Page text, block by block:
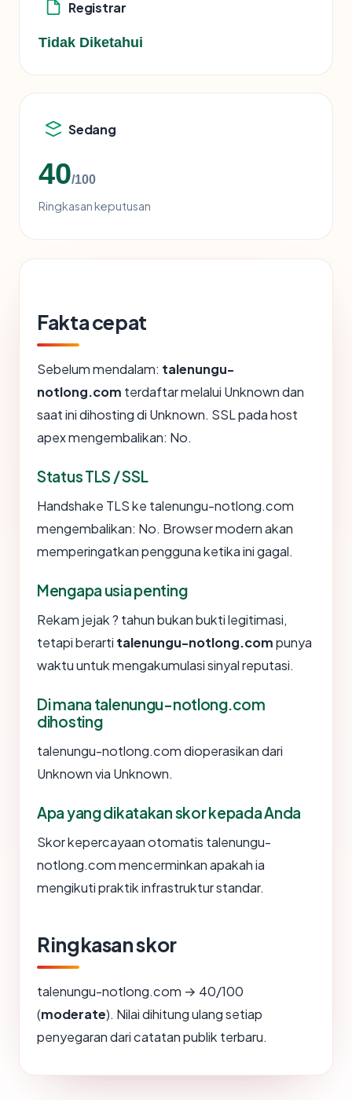
Registrar
Tidak Diketahui
Sedang
40/100
Ringkasan keputusan
Fakta cepat
Sebelum mendalam: talenungu-
notlong.com terdaftar melalui Unknown dan
saat ini dihosting di Unknown. SSL pada host
apex mengembalikan: No.
Status TLS / SSL
Handshake TLS ke talenungu-notlong.com
mengembalikan: No. Browser modern akan
memperingatkan pengguna ketika ini gagal.
Mengapa usia penting
Rekam jejak ? tahun bukan bukti legitimasi,
tetapi berarti talenungu-notlong.compunya
waktu untuk mengakumulasi sinyal reputasi.
Di mana talenungu-notlong.com
dihosting
talenungu-notlong.com dioperasikan dari
Unknown via Unknown.
Apa yang dikatakan skor kepada Anda
Skor kepercayaan otomatis talenungu-
notlong.com mencerminkan apakah ia
mengikuti praktik infrastruktur standar.
Ringkasan skor
talenungu-notlong.com → 40/100
(moderate). Nilai dihitung ulang setiap
penyegaran dari catatan publik terbaru.